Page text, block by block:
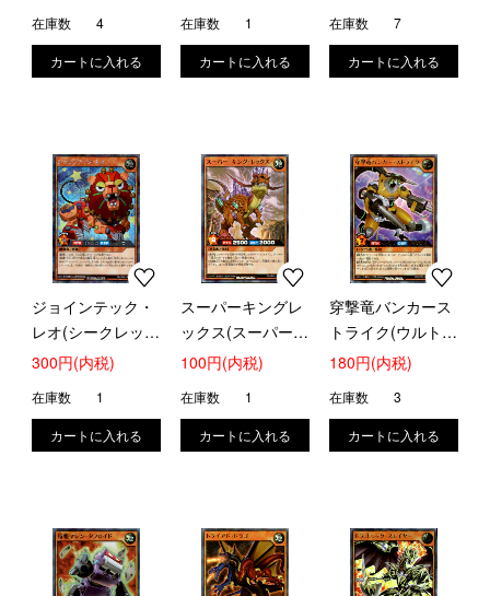
在庫数 4 在庫数 1 在庫数 7
ジョインテック・
レオ(シークレッ
ト)(RD/DD02-
300円(内税)
在庫数 1
スーパーキングレ
ックス(スーパー)
(RD/KP02-JP029)
100円(内税)
在庫数 1
穿撃竜バンカース
トライク(ウルト
ラ)(RD/KP02-
180円(内税)
在庫数 3